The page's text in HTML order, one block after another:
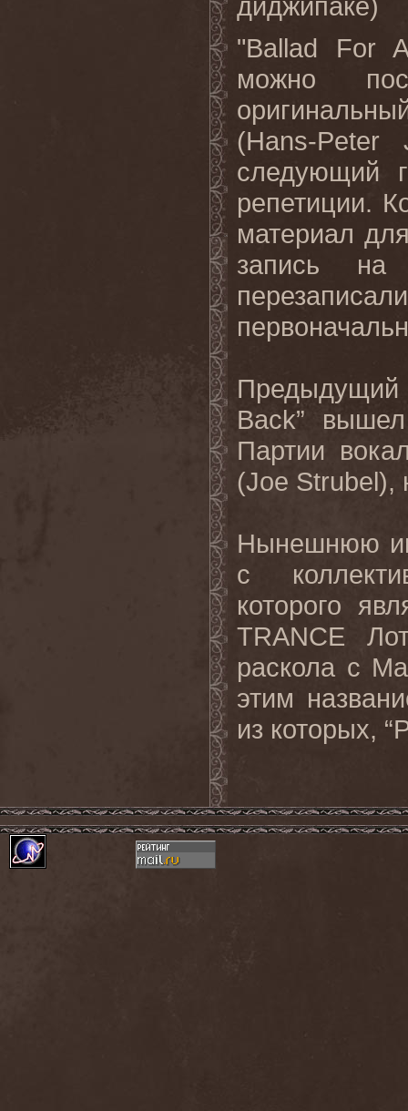
"Ballad For
можно
(Hans-
следующий
репетиции.
материал
запись на
Предыдущий
Back”
Партии
(Joe
Нынешнюю
с
которого
TRANCE
раскола с
этим
из которых,